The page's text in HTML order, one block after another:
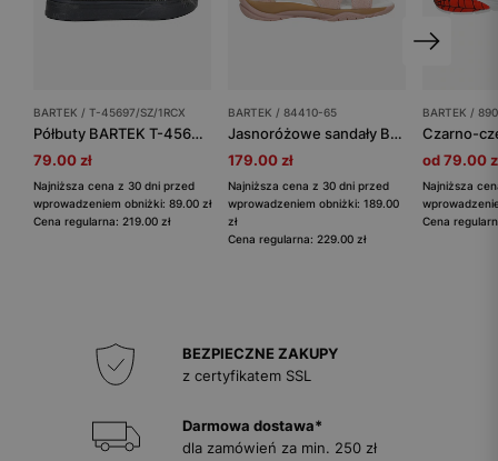
BARTEK / T-45697/SZ/1RCX
Półbuty BARTEK T-45697/SZ/1RCX, dla dziewcząt, granatowy
79.00 zł
Najniższa cena z 30 dni przed
wprowadzeniem obniżki: 89.00 zł
Cena regularna: 219.00 zł
BARTEK / 84410-65
Jasnoróżowe sandały BARTEK z buźką z tyłu
179.00 zł
Najniższa cena z 30 dni przed
wprowadzeniem obniżki: 189.00
zł
Cena regularna: 229.00 zł
BARTEK /
od 79.00
Najniższa
Cena
BEZPIECZNE ZAKUPY
z certyfikatem SSL
Darmowa dostawa*
dla zamówień za min. 250 zł